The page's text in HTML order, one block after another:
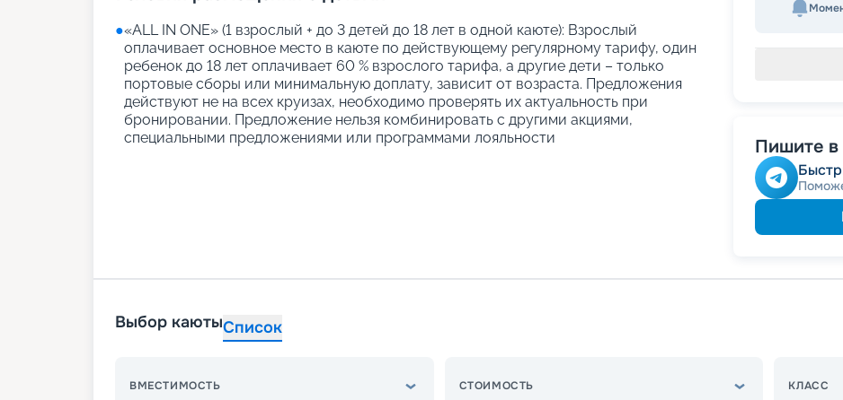
●«АLL IN ONE» (1 взрослый + до 3 детей до 18 лет в одной каюте): Взрослый
оплачивает основное место в каюте по действующему регулярному тарифу, один
ребенок до 18 лет оплачивает 60 % взрослого тарифа, а другие дети – только
портовые сборы или минимальную доплату, зависит от возраста. Предложения
действуют не на всех круизах, необходимо проверять их актуальность при
бронировании. Предложение нельзя комбинировать с другими акциями,
специальными предложениями или программами лояльности
Пишите в
Выбор каютыСписок
ВМЕСТИМОСТЬ СТОИМОСТЬ КЛАСС